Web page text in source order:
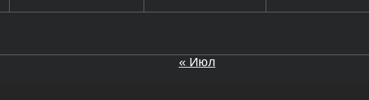
« Июл